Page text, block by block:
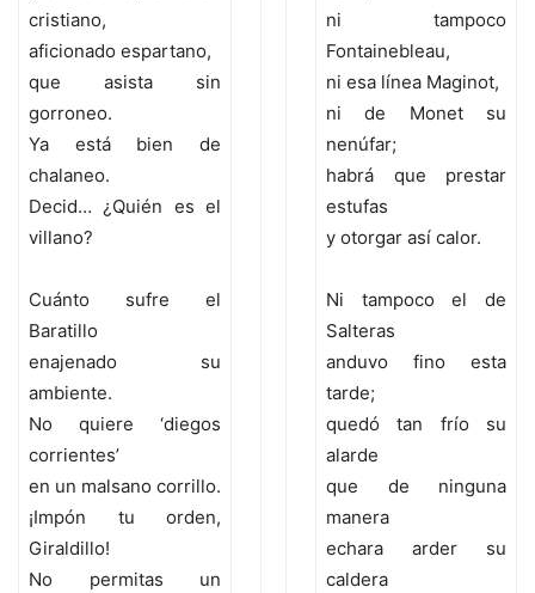
cristiano,
aficionado espartano,
que asista sin
gorroneo.
Ya está bien de
chalaneo.
Decid… ¿Quién es el
villano?
Cuánto sufre el
Baratillo
enajenado su
ambiente.
No quiere ‘diegos
corrientes’
en un malsano corrillo.
¡Impón tu orden,
Giraldillo!
No permitas un
ni tampoco
Fontainebleau,
ni esa línea Maginot,
ni de Monet su
nenúfar;
habrá que prestar
estufas
y otorgar así calor.
Ni tampoco el de
Salteras
anduvo fino esta
tarde;
quedó tan frío su
alarde
que de ninguna
manera
echara arder su
caldera